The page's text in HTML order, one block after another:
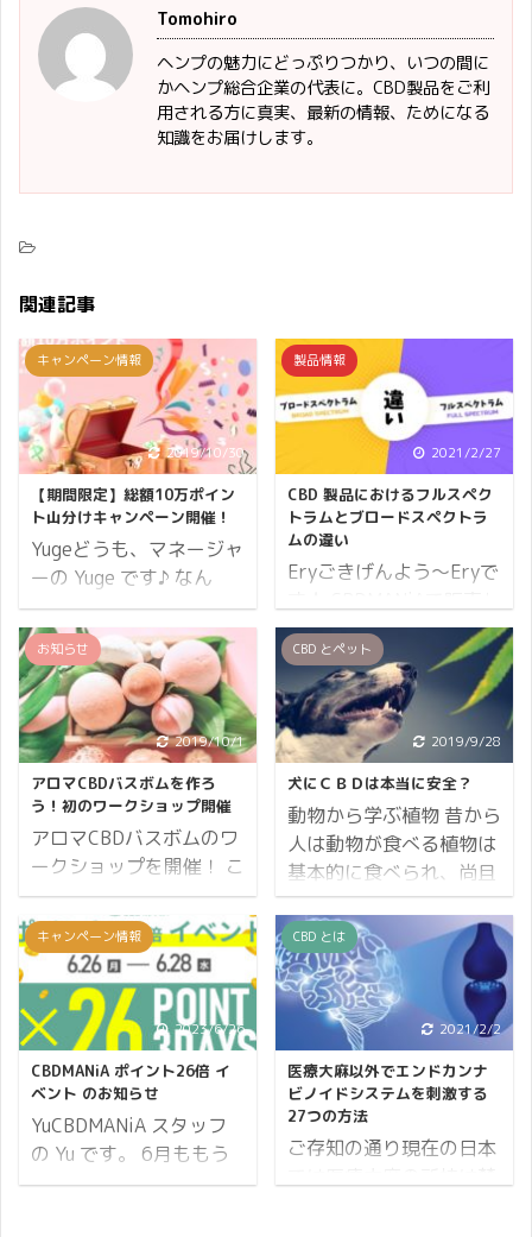
Tomohiro
ヘンプの魅力にどっぷりつかり、いつの間に
かヘンプ総合企業の代表に。CBD製品をご利
用される方に真実、最新の情報、ためになる
知識をお届けします。
関連記事
キャンペーン情報
2019/10/30
【期間限定】総額10万ポイン
ト山分けキャンペーン開催！
Yugeどうも、マネージャ
ーの Yuge です♪ なん
と！！ 11月も始まった
ばかりなのに CBDMANiA
では第3弾となるキャン
ペーンの開催です。 開催
中のキャンペーン 11月
11日までの11日間！
11％オフ＆11％ポイン
トバックのイレブン祭り
開催 【期間限定】もれな
く 12% OFF クーポンが
もらえるキャンペーン開
催！ 【期間限定】総額
10万ポイント山分けキャ
ンペーン開催！ キャンペ
ーンが3つもあるとやや
こしくなりそうですが、
どのキャンペーンも非常
にシンプルでわかりやす
いのでご安心ください。
それ ...
製品情報
2021/2/27
CBD 製品におけるフルスペク
トラムとブロードスペクトラ
ムの違い
Eryごきげんよう～Eryで
ているCBD製品の多く
は、海外から輸入してい
るものを取り扱っていま
す。 最近よく見かけるよ
うになったのが”フルス
ペクトラム”や”ブロード
スペクトラム”といった
製品です。 あなたも一度
はこの表記を見たことが
あるのではないでしょう
か？ そしてフルスペクト
ラムとブロードスペクト
ラムの違いって一体何が
どう違うの？とも思って
いるのでは？ そんなあな
たに、この記事では「フ
ルスペクトラムCBDとブ
ロードスペクトラムCBD
の違い」について解説し
お知らせ
2019/10/1
アロマCBDバスボムを作ろ
う！初のワークショップ開催
アロマCBDバスボムのワ
ークショップを開催！ こ
の夏！ついに！！
CBDMANiAが【日本
初！】CBDワークショッ
プ祭りを開催致します！
こちらのブログはテルマ
エロマエを見ていない方
にはさっぱりな内容とな
っております。 初回は
「アロマCBD入りのバス
ボムを作ろう！」です。
何故バスボムか？の前
CBD とペット
2019/9/28
犬にＣＢＤは本当に安全？
動物から学ぶ植物 昔から
人は動物が食べる植物は
基本的に食べられ、尚且
つ人に有益であると考え
ていました。 犬を含める
動物全ては自然界で暮ら
して行く為に、自らの健
康維持の為にハーブや
土、藻類などを本能的に
受け入れてきました。 例
えば、インドのアーユル
ヴェーダの古典『チャラ
カ サムヒター』には、
ヒマラヤの腐植土シラジ
キャンペーン情報
2023/6/26
CBDMANiA ポイント26倍 イ
ベント のお知らせ
YuCBDMANiA スタッフ
の Yu です。 6月ももう
すぐ終わりますね。 コロ
CBD とは
2021/2/2
医療大麻以外でエンドカンナ
ビノイドシステムを刺激する
27つの方法
ご存知の通り現在の日本